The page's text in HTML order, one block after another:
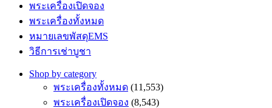
พระเครื่องเปิดจอง
พระเครื่องทั้งหมด
หมายเลขพัสดุEMS
วิธีการเช่าบูชา
Shop by category
พระเครื่องทั้งหมด (11,553)
พระเครื่องเปิดจอง (8,543)